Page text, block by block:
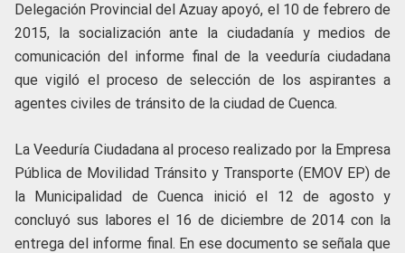
Delegación Provincial del Azuay apoyó, el 10 de febrero de
2015, la socialización ante la ciudadanía y medios de
comunicación del informe final de la veeduría ciudadana
que vigiló el proceso de selección de los aspirantes a
agentes civiles de tránsito de la ciudad de Cuenca.
La Veeduría Ciudadana al proceso realizado por la Empresa
Pública de Movilidad Tránsito y Transporte (EMOV EP) de
la Municipalidad de Cuenca inició el 12 de agosto y
concluyó sus labores el 16 de diciembre de 2014 con la
entrega del informe final. En ese documento se señala que